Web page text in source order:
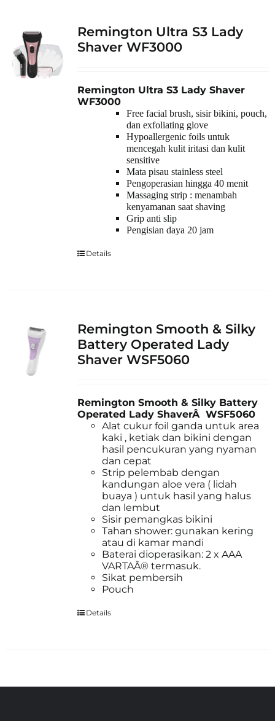
Remington Ultra S3 Lady
Shaver WF3000
Remington Ultra S3 Lady Shaver
WF3000
Free facial brush, sisir bikini, pouch,
dan exfoliating glove
Hypoallergenic foils untuk
mencegah kulit iritasi dan kulit
sensitive
Mata pisau stainless steel
Pengoperasian hingga 40 menit
Massaging strip : menambah
kenyamanan saat shaving
Grip anti slip
Pengisian daya 20 jam
Details
Remington Smooth & Silky
Battery Operated Lady
Shaver WSF5060
Remington Smooth & Silky Battery
Operated Lady ShaverÂ WSF5060
Alat cukur foil ganda untuk area
kaki , ketiak dan bikini dengan
hasil pencukuran yang nyaman
dan cepat
Strip pelembab dengan
kandungan aloe vera ( lidah
buaya ) untuk hasil yang halus
dan lembut
Sisir pemangkas bikini
Tahan shower: gunakan kering
atau di kamar mandi
Baterai dioperasikan: 2 x AAA
VARTAÂ® termasuk.
Sikat pembersih
Pouch
Details